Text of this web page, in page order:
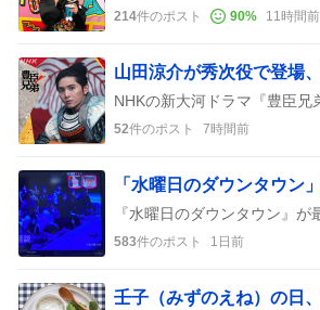
214件のポスト 90% 11時間前
52件のポスト 7時間前
583件のポスト 1日前
壬子（みずのえね）の日